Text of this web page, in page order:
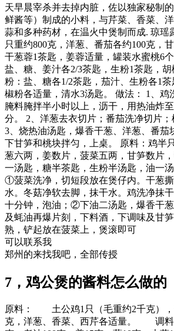
天早晨宰杀并去掉内脏，佐以独家秘制
鲜酱等）制成的小料，与芹菜、香菜、
蒜和多种药材，在温火中煲制而成. 琼瑶
只重约800克，洋葱、番茄各约100克，
干葱蓉1茶匙，姜蓉适量，罐装水蜜桃6
盐、糖、姜汁各2/3茶匙，生粉1茶匙，
粉：盐、糖各1/2茶匙，茄汁、生粉各1
椒粉各适量，清水3汤匙。 做法： 1、鸡
腌料腌拌半小时以上，沥干，用热油炸
分。 2、洋葱去衣切片；番茄洗净切片；
3、烧热油汤匙，爆香干葱、洋葱、番茄
下甘笋和桃块拌匀，上桌。 原料：鸡半
葱六两，姜数片，菠菜五两，甘笋数片
一汤匙，糖半茶匙，生粉半汤匙，油一
①菠菜洗净，切短段放在煲仔内。干葱
水。冬菇净软去脚，抹干水。鸡洗净抹
十分钟，泡油；②下油二汤匙，爆香干
及蚝油再爆片刻，下料酒，下调味及甘
熟，铲起放在菠菜上，煲滚即可
可以联系我
郑州的来找我吧，全部传授
7，鸡公煲的酱料怎么做的
原料： 土公鸡1只（毛重约2千克），
克，洋葱、香菜、西芹各适量。 调